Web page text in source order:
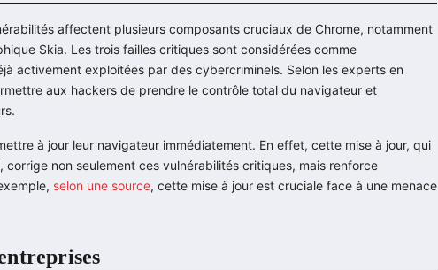
affectent plusieurs composants cruciaux de Chrome, notamment
Skia. Les trois failles critiques sont considérées comme
activement exploitées par des cybercriminels. Selon les experts en
aux hackers de prendre le contrôle total du navigateur et
à jour leur navigateur immédiatement. En effet, cette mise à jour, qui
non seulement ces vulnérabilités critiques, mais renforce
selon une source, cette mise à jour est cruciale face à une menace